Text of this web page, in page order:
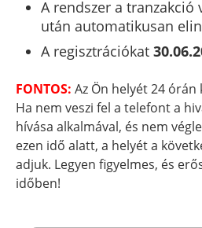
A rendszer a tranzakció
után automatikusan
A regisztrációkat
FONTOS: Az Ön helyét 24
Ha nem veszi fel a telefont a
hívása alkalmával, és nem
ezen idő alatt, a helyét a
adjuk. Legyen figyelmes, és
időben!